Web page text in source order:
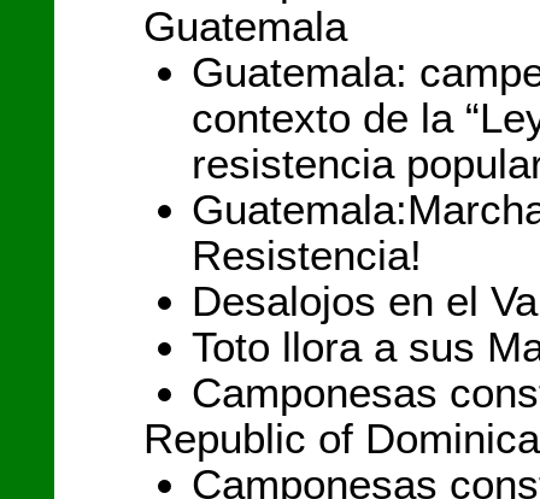
Guatemala
Guatemala:
contexto de la
resistencia
Resistencia!
Desalojos en el
Toto llora a sus
Camponesas
Republic of Dominica
Camponesas